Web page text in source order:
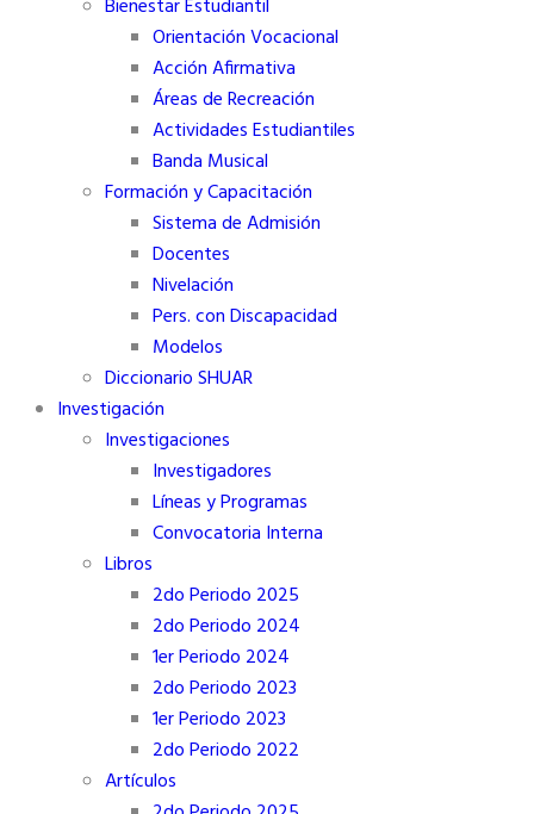
Bienestar Estudiantil
Orientación Vocacional
Acción Afirmativa
Áreas de Recreación
Actividades Estudiantiles
Banda Musical
Formación y Capacitación
Sistema de Admisión
Docentes
Nivelación
Pers. con Discapacidad
Modelos
Diccionario SHUAR
Investigación
Investigaciones
Investigadores
Líneas y Programas
Convocatoria Interna
Libros
2do Periodo 2025
2do Periodo 2024
1er Periodo 2024
2do Periodo 2023
1er Periodo 2023
2do Periodo 2022
Artículos